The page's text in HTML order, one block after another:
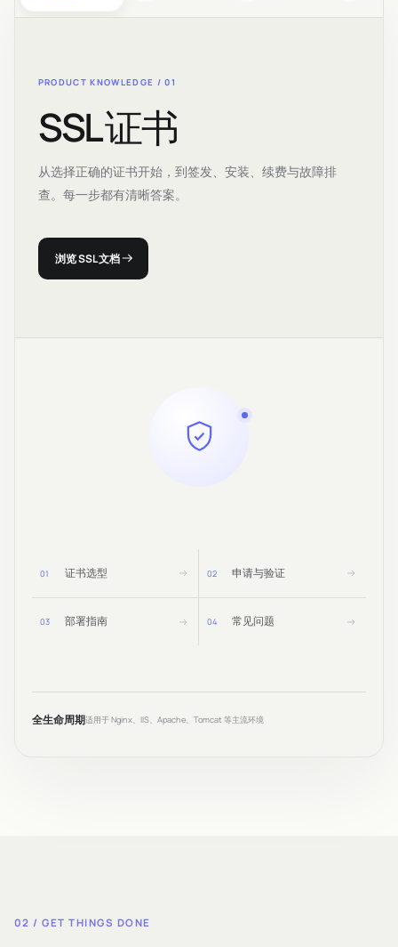
PRODUCT KNOWLEDGE /01
SSL 证书
从选择正确的证书开始，到签发、安装、续费与故障排
查。每一步都有清晰答案。
浏览 SSL 文档
01 证书选型 02 申请与验证
03 部署指南 04 常见问题
全生命周期适用于 Nginx、IIS、Apache、Tomcat 等主流环境
02 / GET THINGS DONE